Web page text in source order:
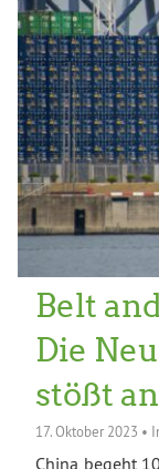
Belt
Die
stößt
17. Oktober 2023 •
China begeht